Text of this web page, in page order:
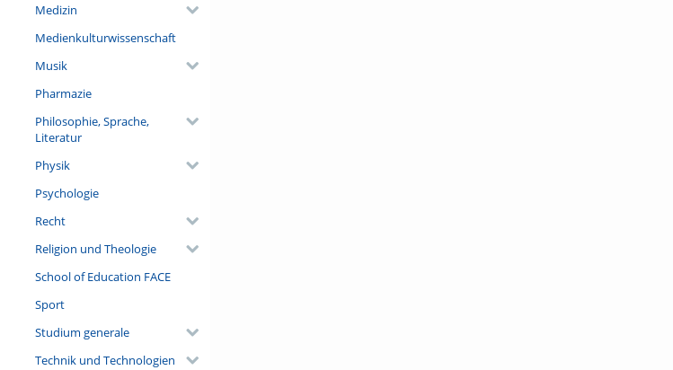
Medizin
Medienkulturwissenschaft
Musik
Pharmazie
Philosophie, Sprache,
Literatur
Physik
Psychologie
Recht
Religion und Theologie
School of Education FACE
Sport
Studium generale
Technik und Technologien